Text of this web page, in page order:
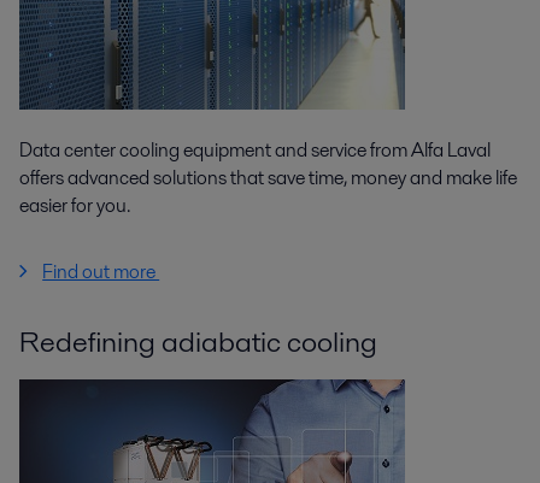
Data center cooling equipment and service from Alfa Laval
offers advanced solutions that save time, money and make life
easier for you.
Find out more
Redefining adiabatic cooling